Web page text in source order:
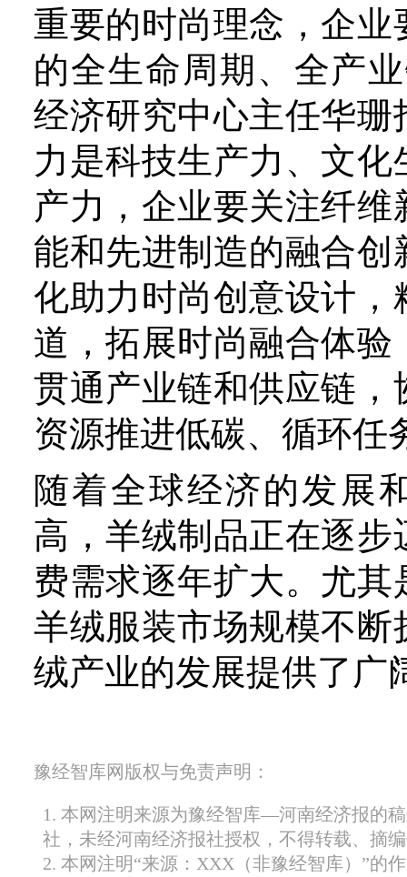
豫经智库网版权与免责声明：
1. 本网注明来源为豫经智库—河南经济报的
社，未经河南经济报社授权，不得转载、摘
2. 本网注明“来源：XXX（非豫经智库）”的